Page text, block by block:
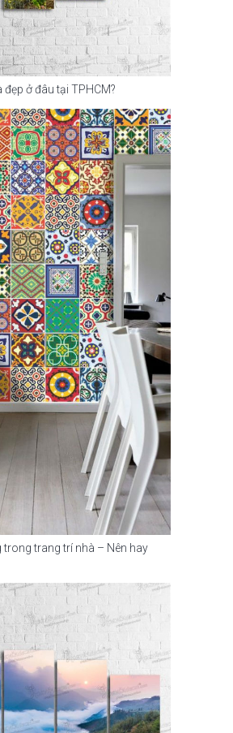
ở đâu tại TPHCM?
trang trí nhà – Nên hay